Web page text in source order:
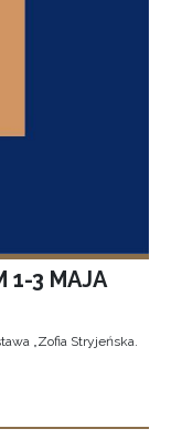
1-3 MAJA
„Zofia Stryjeńska.